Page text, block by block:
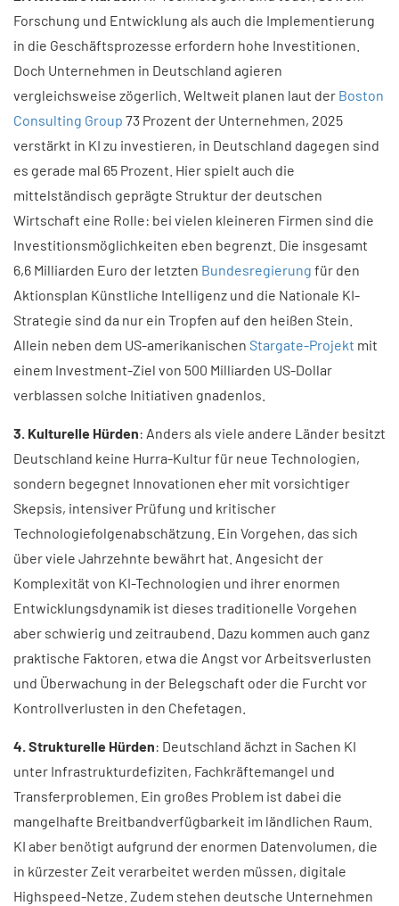
Forschung und Entwicklung als auch die Implementierung
in die Geschäftsprozesse erfordern hohe Investitionen.
Doch Unternehmen in Deutschland agieren
vergleichsweise zögerlich. Weltweit planen laut der Boston
Consulting Group 73 Prozent der Unternehmen, 2025
verstärkt in KI zu investieren, in Deutschland dagegen sind
es gerade mal 65 Prozent. Hier spielt auch die
mittelständisch geprägte Struktur der deutschen
Wirtschaft eine Rolle: bei vielen kleineren Firmen sind die
Investitionsmöglichkeiten eben begrenzt. Die insgesamt
6,6 Milliarden Euro der letzten Bundesregierung für den
Aktionsplan Künstliche Intelligenz und die Nationale KI-
Strategie sind da nur ein Tropfen auf den heißen Stein.
Allein neben dem US-amerikanischen Stargate-Projekt mit
einem Investment-Ziel von 500 Milliarden US-Dollar
verblassen solche Initiativen gnadenlos.
3. Kulturelle Hürden: Anders als viele andere Länder besitzt
Deutschland keine Hurra-Kultur für neue Technologien,
sondern begegnet Innovationen eher mit vorsichtiger
Skepsis, intensiver Prüfung und kritischer
Technologiefolgenabschätzung. Ein Vorgehen, das sich
über viele Jahrzehnte bewährt hat. Angesicht der
Komplexität von KI-Technologien und ihrer enormen
Entwicklungsdynamik ist dieses traditionelle Vorgehen
aber schwierig und zeitraubend. Dazu kommen auch ganz
praktische Faktoren, etwa die Angst vor Arbeitsverlusten
und Überwachung in der Belegschaft oder die Furcht vor
Kontrollverlusten in den Chefetagen.
4. Strukturelle Hürden: Deutschland ächzt in Sachen KI
unter Infrastrukturdefiziten, Fachkräftemangel und
Transferproblemen. Ein großes Problem ist dabei die
mangelhafte Breitbandverfügbarkeit im ländlichen Raum.
KI aber benötigt aufgrund der enormen Datenvolumen, die
in kürzester Zeit verarbeitet werden müssen, digitale
Highspeed-Netze. Zudem stehen deutsche Unternehmen